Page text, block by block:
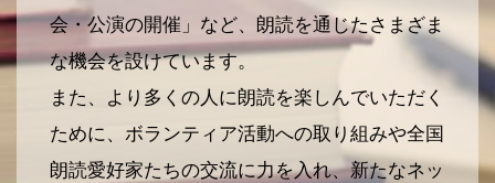
会・公演の開催」など、朗読を通じたさまざま
な機会を設けています。
また、より多くの人に朗読を楽しんでいただく
ために、ボランティア活動への取り組みや全国
朗読愛好家たちの交流に力を入れ、新たなネッ